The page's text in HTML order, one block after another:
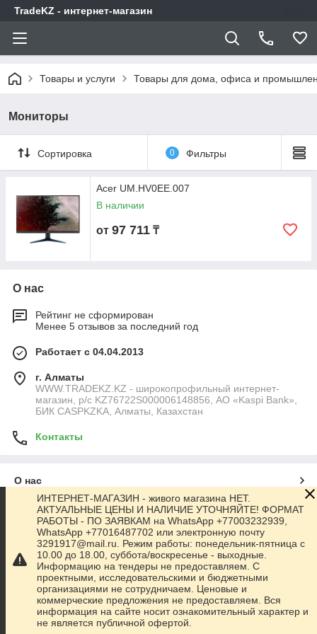
TradeKZ - интернет-магазин
Товары и услуги Товары для дома, офиса и
Мониторы
Сортировка 0 Фильтры
Acer UM.HV0EE.007
В наличии
от 97 711 ₸
О нас
Рейтинг не сформирован
Менее 5 отзывов за последний год
Работает с 04.04.2013
г. Алматы
WWW.TRADEKZ.KZ - широкопрофильный интернет-
магазин, р/с KZ76722S000006148856, АО «Kaspi Bank»,
БИК CASPKZKA, Алматы, Казахстан
Контакты
О нас
Контакты
Доставка и оплата
Полная версия сайта
Сайт создан на маркетплейсеSatu.kz
ИНТЕРНЕТ-МАГАЗИН - живого магазина НЕТ.
АКТУАЛЬНЫЕ ЦЕНЫ И НАЛИЧИЕ УТОЧНЯЙТЕ! ФОРМАТ
РАБОТЫ - ПО ЗАЯВКАМ на WhatsApp +77003232939,
WhatsApp +77016487702 или электронную почту
3291917@mail.ru. Режим работы: понедельник-пятница с
10.00 до 18.00, суббота/воскресенье - выходные.
Информацию на тендеры не предоставляем. С
проектными, исследовательскими и бюджетными
организациями не сотрудничаем. Ценовые и
коммерческие предложения не предоставляем. Вся
информация на сайте носит ознакомительный характер и
не является публичной офертой.